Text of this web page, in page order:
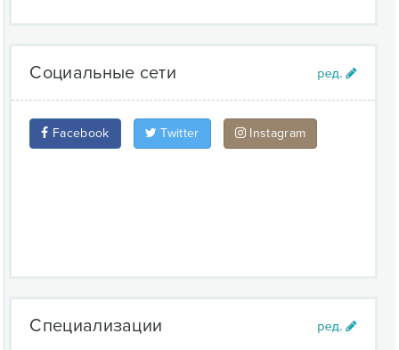
Социальные сети
Facebook Twitter Instagram
Специализации